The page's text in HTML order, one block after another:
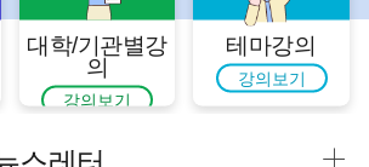
대학/기관별강
의
강의보기
테마강의
강의보기